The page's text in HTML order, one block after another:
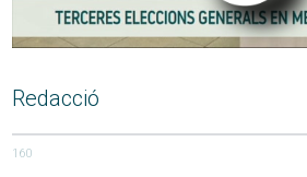
Redacció
160